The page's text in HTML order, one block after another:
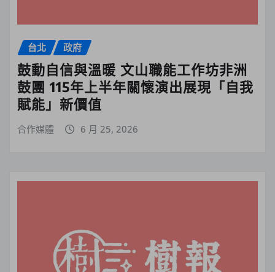
台北 政府
鼓動自信與溫暖 文山職能工作坊非洲
鼓團 115年上半年關懷演出展現「自我
賦能」新價值
合作媒體 6 月 25, 2026